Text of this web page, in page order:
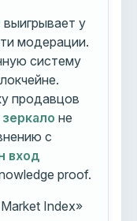
выигрывает у
модерации.
систему
продавцов
не
с
вход
proof.
Index»